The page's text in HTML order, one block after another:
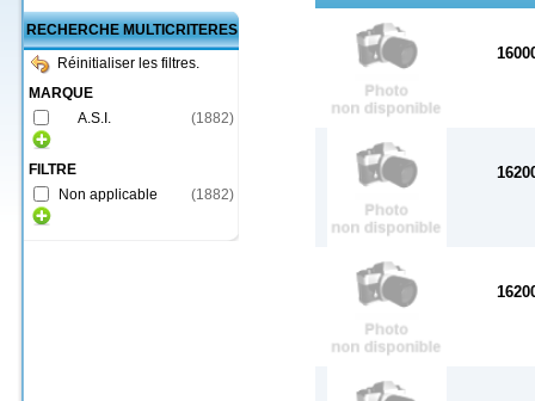
RECHERCHE MULTICRITERES
Réinitialiser les filtres.
MARQUE
A.S.I.
(1882)
FILTRE
Non applicable
(1882)